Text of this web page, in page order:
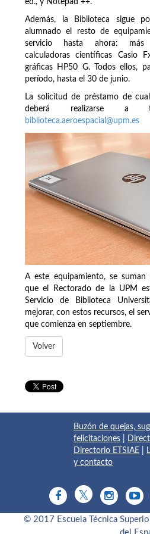
ed., y Notepad ++.
Además, la Biblioteca sigue
alumnado el resto de
servicio hasta ahora: más
calculadoras científicas Casio
gráficas HP50 G. Todos ellos,
período, hasta el 30 de junio.
La solicitud de préstamo de
deberá realizarse a
biblioteca.aeroespacial@upm.es
A este equipamiento, se
que el Rectorado de la UPM
Servicio de Biblioteca
mejorar, con estos recursos, el
que comienza en septiembre.
Volver
Buzón de quejas,
felicitaciones
Directorio ETSIAE
y contacto
© 2017 Escuela Técnica